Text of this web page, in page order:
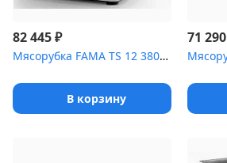
82 445₽
Мясорубка FAMA TS 12 380В [(FTS 127UE)]
В корзину
71 290